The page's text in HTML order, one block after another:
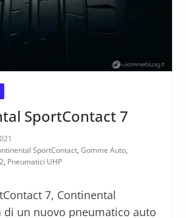
SportContact 7
SportContact, Gomme Auto,
, Pneumatici UHP
7, Continental
di un nuovo pneumatico auto